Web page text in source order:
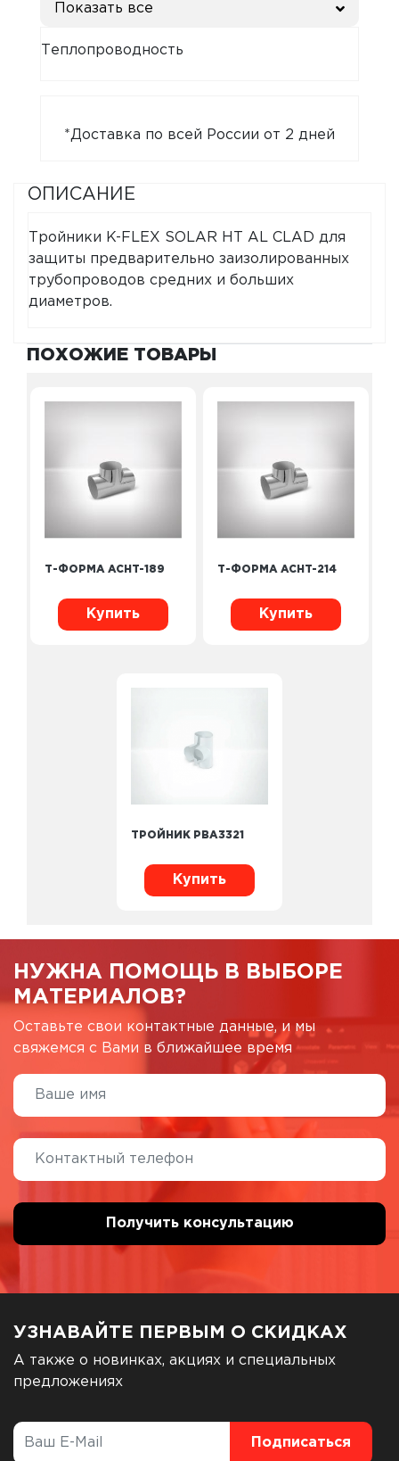
Показать все
Теплопроводность
*Доставка по всей России от 2 дней
ОПИСАНИЕ
Тройники K-FLEX SOLAR HT AL CLAD для
защиты предварительно заизолированных
трубопроводов средних и больших
диаметров.
ПОХОЖИЕ ТОВАРЫ
Т-ФОРМА ACHT-189
Купить
Т-ФОРМА ACHT-214
Купить
ТРОЙНИК PBA3321
Купить
НУЖНА ПОМОЩЬ В ВЫБОРЕ
МАТЕРИАЛОВ?
Оставьте свои контактные данные, и мы
свяжемся с Вами в ближайшее время
УЗНАВАЙТЕ ПЕРВЫМ О СКИДКАХ
А также о новинках, акциях и специальных
предложениях